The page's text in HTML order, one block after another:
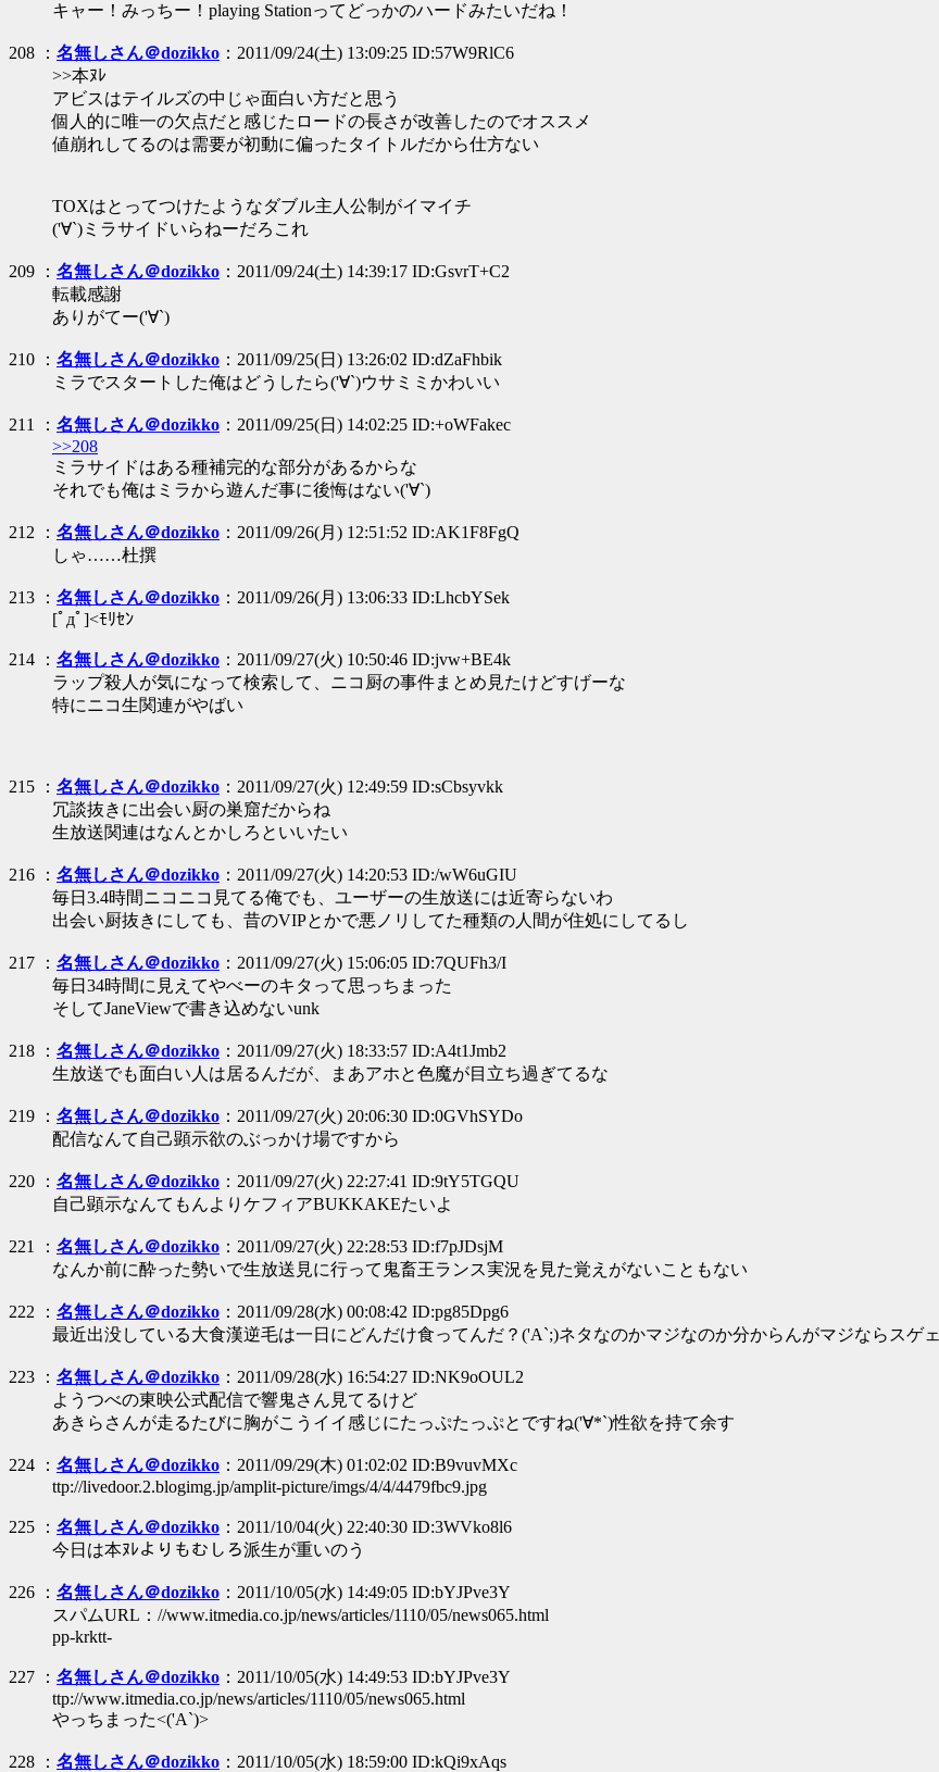
キャー！みっちー！playing Stationってどっかのハードみたいだね！
208 ： 名無しさん＠dozikko ：2011/09/24(土) 13:09:25 ID:57W9RlC6
>>本ﾇﾚ
アビスはテイルズの中じゃ面白い方だと思う
個人的に唯一の欠点だと感じたロードの長さが改善したのでオススメ
値崩れしてるのは需要が初動に偏ったタイトルだから仕方ない
TOXはとってつけたようなダブル主人公制がイマイチ
('∀`)ミラサイドいらねーだろこれ
209 ： 名無しさん＠dozikko ：2011/09/24(土) 14:39:17 ID:GsvrT+C2
転載感謝
ありがてー('∀`)
210 ： 名無しさん＠dozikko ：2011/09/25(日) 13:26:02 ID:dZaFhbik
ミラでスタートした俺はどうしたら('∀`)ウサミミかわいい
211 ： 名無しさん＠dozikko ：2011/09/25(日) 14:02:25 ID:+oWFakec
>>208
ミラサイドはある種補完的な部分があるからな
それでも俺はミラから遊んだ事に後悔はない('∀`)
212 ： 名無しさん＠dozikko ：2011/09/26(月) 12:51:52 ID:AK1F8FgQ
しゃ……杜撰
213 ： 名無しさん＠dozikko ：2011/09/26(月) 13:06:33 ID:LhcbYSek
[ﾟдﾟ]<ﾓﾘｾﾝ
214 ： 名無しさん＠dozikko ：2011/09/27(火) 10:50:46 ID:jvw+BE4k
ラップ殺人が気になって検索して、ニコ厨の事件まとめ見たけどすげーな
特にニコ生関連がやばい
215 ： 名無しさん＠dozikko ：2011/09/27(火) 12:49:59 ID:sCbsyvkk
冗談抜きに出会い厨の巣窟だからね
生放送関連はなんとかしろといいたい
216 ： 名無しさん＠dozikko ：2011/09/27(火) 14:20:53 ID:/wW6uGIU
毎日3.4時間ニコニコ見てる俺でも、ユーザーの生放送には近寄らないわ
出会い厨抜きにしても、昔のVIPとかで悪ノリしてた種類の人間が住処にしてるし
217 ： 名無しさん＠dozikko ：2011/09/27(火) 15:06:05 ID:7QUFh3/I
毎日34時間に見えてやべーのキタって思っちまった
そしてJaneViewで書き込めないunk
218 ： 名無しさん＠dozikko ：2011/09/27(火) 18:33:57 ID:A4t1Jmb2
生放送でも面白い人は居るんだが、まあアホと色魔が目立ち過ぎてるな
219 ： 名無しさん＠dozikko ：2011/09/27(火) 20:06:30 ID:0GVhSYDo
配信なんて自己顕示欲のぶっかけ場ですから
220 ： 名無しさん＠dozikko ：2011/09/27(火) 22:27:41 ID:9tY5TGQU
自己顕示なんてもんよりケフィアBUKKAKEたいよ
221 ： 名無しさん＠dozikko ：2011/09/27(火) 22:28:53 ID:f7pJDsjM
なんか前に酔った勢いで生放送見に行って鬼畜王ランス実況を見た覚えがないこともない
222 ： 名無しさん＠dozikko ：2011/09/28(水) 00:08:42 ID:pg85Dpg6
最近出没している大食漢逆毛は一日にどんだけ食ってんだ？('A`;)ネタなのかマジなのか分からんがマジならスゲェ
223 ： 名無しさん＠dozikko ：2011/09/28(水) 16:54:27 ID:NK9oOUL2
ようつべの東映公式配信で響鬼さん見てるけど
あきらさんが走るたびに胸がこうイイ感じにたっぷたっぷとですね('∀*`)性欲を持て余す
224 ： 名無しさん＠dozikko ：2011/09/29(木) 01:02:02 ID:B9vuvMXc
ttp://livedoor.2.blogimg.jp/amplit-picture/imgs/4/4/4479fbc9.jpg
225 ： 名無しさん＠dozikko ：2011/10/04(火) 22:40:30 ID:3WVko8l6
今日は本ﾇﾚよりもむしろ派生が重いのう
226 ： 名無しさん＠dozikko ：2011/10/05(水) 14:49:05 ID:bYJPve3Y
スパムURL：//www.itmedia.co.jp/news/articles/1110/05/news065.html
pp-krktt-
227 ： 名無しさん＠dozikko ：2011/10/05(水) 14:49:53 ID:bYJPve3Y
ttp://www.itmedia.co.jp/news/articles/1110/05/news065.html
やっちまった<('A`)>
228 ： 名無しさん＠dozikko ：2011/10/05(水) 18:59:00 ID:kQi9xAqs